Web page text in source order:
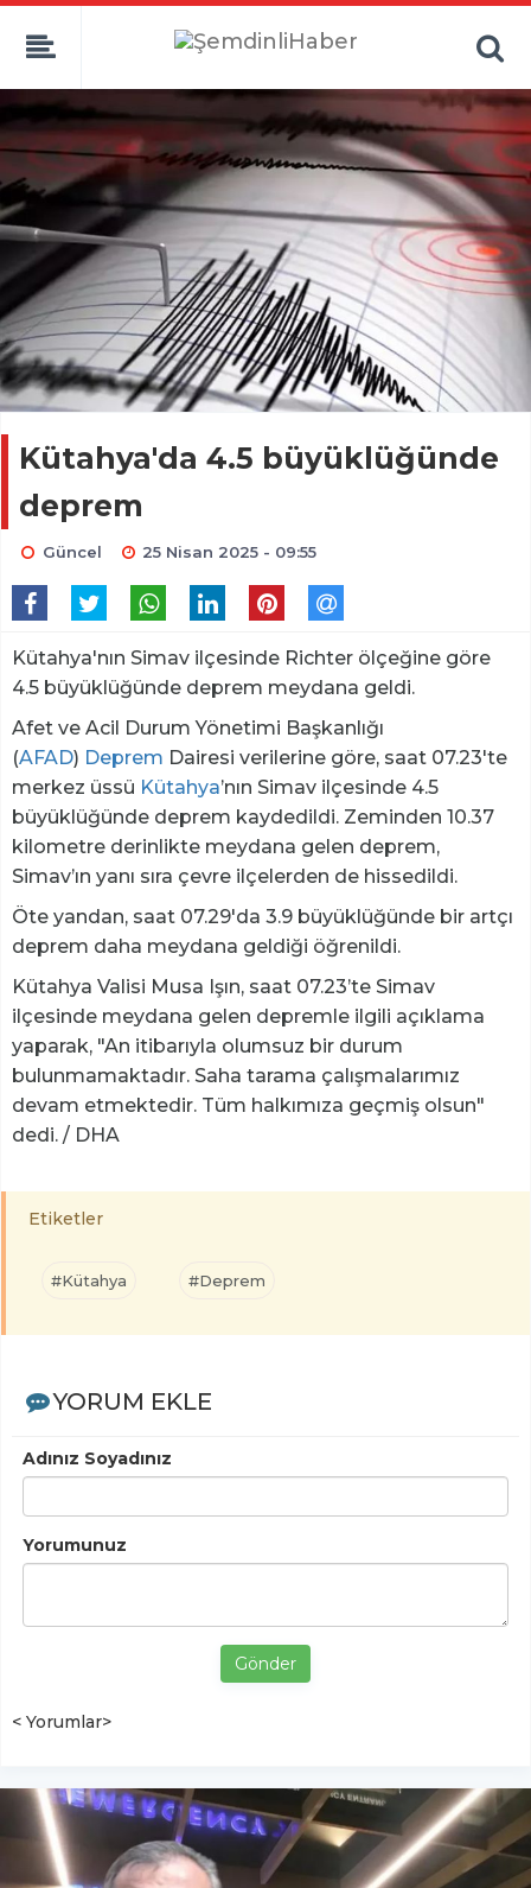
Kütahya'da 4.5 büyüklüğünde
deprem
Güncel 25 Nisan 2025 - 09:55
Kütahya'nın Simav ilçesinde Richter ölçeğine göre
4.5 büyüklüğünde deprem meydana geldi.
Afet ve Acil Durum Yönetimi Başkanlığı
(AFAD) Deprem Dairesi verilerine göre, saat 07.23'te
merkez üssü Kütahya’nın Simav ilçesinde 4.5
büyüklüğünde deprem kaydedildi. Zeminden 10.37
kilometre derinlikte meydana gelen deprem,
Simav’ın yanı sıra çevre ilçelerden de hissedildi.
Öte yandan, saat 07.29'da 3.9 büyüklüğünde bir artçı
deprem daha meydana geldiği öğrenildi.
Kütahya Valisi Musa Işın, saat 07.23’te Simav
ilçesinde meydana gelen depremle ilgili açıklama
yaparak, "An itibarıyla olumsuz bir durum
bulunmamaktadır. Saha tarama çalışmalarımız
devam etmektedir. Tüm halkımıza geçmiş olsun"
dedi. / DHA
Etiketler
#Kütahya #Deprem
YORUM EKLE
Adınız Soyadınız
Yorumunuz
Gönder
< Yorumlar>